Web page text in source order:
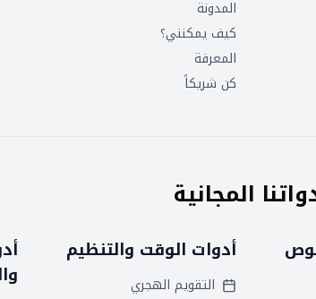
المدونة
كيف يمكنني؟
المعرفة
كن شريكاً
المجانية
أدوات الوقت والتنظيم
التقويم الهجري